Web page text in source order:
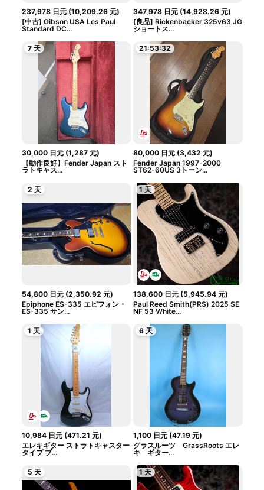
237,978 日元(10,209.26 元)
[中古] Gibson USA Les Paul
Standard DC...
347,978 日元 (14,928.26 元)
[良品] Rickenbacker 325v63 JG
ショートス...
7 天
30,000 日元(1,287 元)
【動作良好】Fender Japan スト
ラトキャス...
21:53:31
80,000 日元 (3,432 元)
Fender Japan 1997-2000
ST62-60US 3トーン...
2 天
54,800 日元(2,350.92 元)
Epiphone ES-335 エピフォン・
ES-335 サン...
1 天
138,600 日元 (5,945.94 元)
Paul Reed Smith(PRS) 2025 SE
NF 53 White...
1 天
10,984 日元(471.21 元)
エレキギター ストラトキャスター
タイプ ブ...
6 天
1,100 日元 (47.19 元)
グラスルーツ GrassRoots エレ
キ ギター...
5 天 1 天